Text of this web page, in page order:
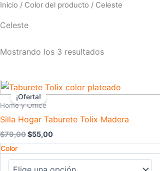
Inicio / Color del producto / Celeste
Celeste
Mostrando los 3 resultados
¡Oferta!
Home y Office
Silla Hogar Taburete Tolix Madera
$79,00
precio
original
era:
$79,00.
$55,00
El
precio
$55,00.
Color
Este
múltiples